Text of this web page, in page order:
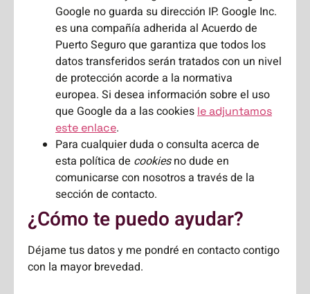
Google no guarda su dirección IP. Google Inc.
es una compañía adherida al Acuerdo de
Puerto Seguro que garantiza que todos los
datos transferidos serán tratados con un nivel
de protección acorde a la normativa
europea. Si desea información sobre el uso
que Google da a las cookies le adjuntamos
este enlace.
Para cualquier duda o consulta acerca de
esta política de cookiesno dude en
comunicarse con nosotros a través de la
sección de contacto.
¿Cómo te puedo ayudar?
Déjame tus datos y me pondré en contacto contigo
con la mayor brevedad.